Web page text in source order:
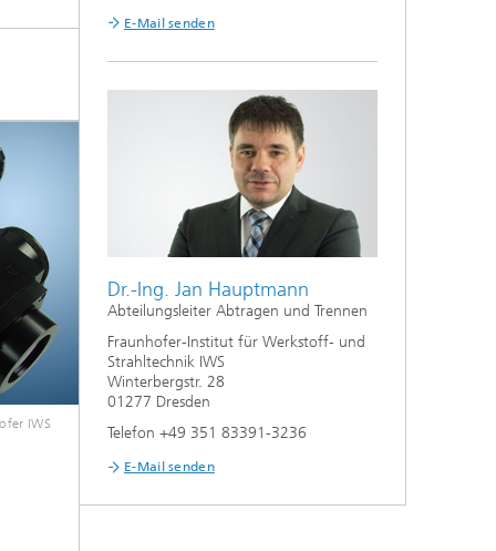
IWS
E-Mail senden
Dr.-Ing. Jan Hauptmann
Abteilungsleiter Abtragen und Trennen
Fraunhofer-Institut für Werkstoff- und
Strahltechnik IWS
Winterbergstr. 28
01277 Dresden
Telefon +49 351 83391-3236
E-Mail senden